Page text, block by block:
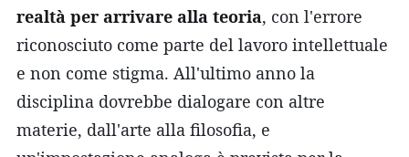
realtà per arrivare alla teoria, con l'errore
riconosciuto come parte del lavoro intellettuale
e non come stigma. All'ultimo anno la
disciplina dovrebbe dialogare con altre
materie, dall'arte alla filosofia, e